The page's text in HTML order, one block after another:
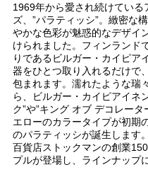
1969年から愛され続けてい
ズ、”パラティッシ”。緻密な
やかな色彩が魅惑的なデザイ
けられました。フィンランド
りであるビルガー・カイピア
器をひとつ取り入れるだけで
包まれます。濡れたような瑞
ら、ビルガー・カイピアイネ
ク”や”キング オブ デコレー
エローのカラータイプが初期
のパラティッシが誕生します
百貨店ストックマンの創業
プルが登場し、ラインナップ